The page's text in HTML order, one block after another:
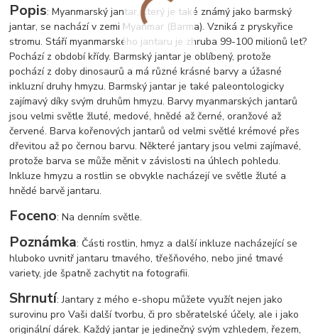
Popis: Myanmarský jantar, který je také známý jako barmský
jantar, se nachází v zemi Myanmar (Barma). Vzniká z pryskyřice
stromu. Stáří myanmarského jantaru je zhruba 99-100 milionů let?
Pochází z období křídy. Barmský jantar je oblíbený, protože
pochází z doby dinosaurů a má různé krásné barvy a úžasné
inkluzní druhy hmyzu. Barmský jantar je také paleontologicky
zajímavý díky svým druhům hmyzu. Barvy myanmarských jantarů
jsou velmi světle žluté, medové, hnědé až černé, oranžové až
červené. Barva kořenových jantarů od velmi světlé krémové přes
dřevitou až po černou barvu. Některé jantary jsou velmi zajímavé,
protože barva se může měnit v závislosti na úhlech pohledu.
Inkluze hmyzu a rostlin se obvykle nacházejí ve světle žluté a
hnědé barvě jantaru.
Foceno: Na denním světle.
Poznámka: Části rostlin, hmyz a další inkluze nacházející se
hluboko uvnitř jantaru tmavého, třešňového, nebo jiné tmavé
variety, jde špatně zachytit na fotografii.
Shrnutí: Jantary z mého e-shopu můžete využít nejen jako
surovinu pro Vaši další tvorbu, či pro sběratelské účely, ale i jako
originální dárek. Každý jantar je jedinečný svým vzhledem, řezem,